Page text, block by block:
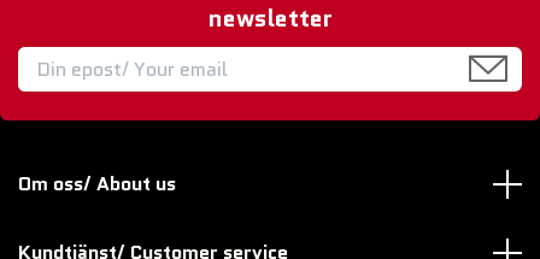
newsletter
Om oss/ About us
Kundtjänst/ Customer service